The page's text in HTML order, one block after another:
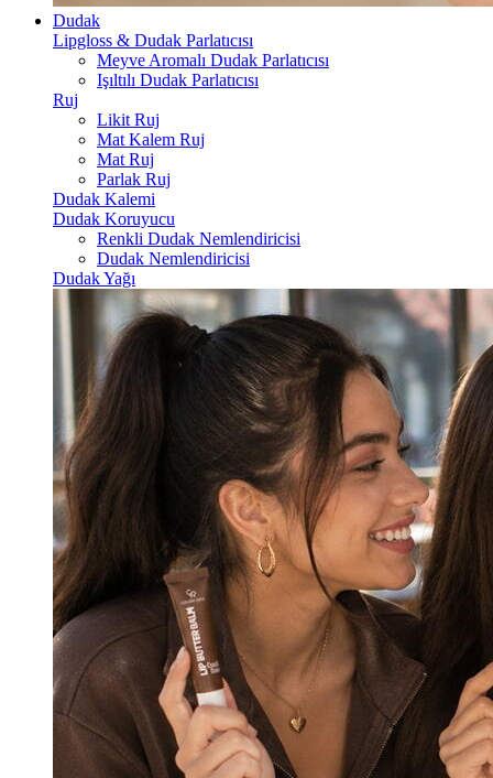
Dudak
Lipgloss & Dudak Parlatıcısı
Meyve Aromalı Dudak Parlatıcısı
Işıltılı Dudak Parlatıcısı
Ruj
Likit Ruj
Mat Kalem Ruj
Mat Ruj
Parlak Ruj
Dudak Kalemi
Dudak Koruyucu
Renkli Dudak Nemlendiricisi
Dudak Nemlendiricisi
Dudak Yağı